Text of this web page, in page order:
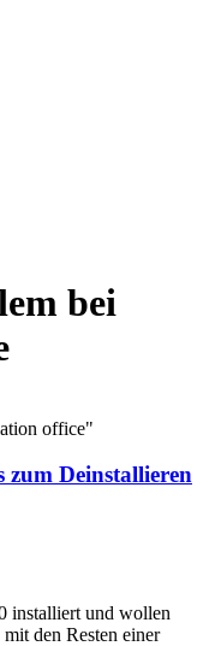
bei
office"
zum Deinstallieren
installiert und wollen
den Resten einer